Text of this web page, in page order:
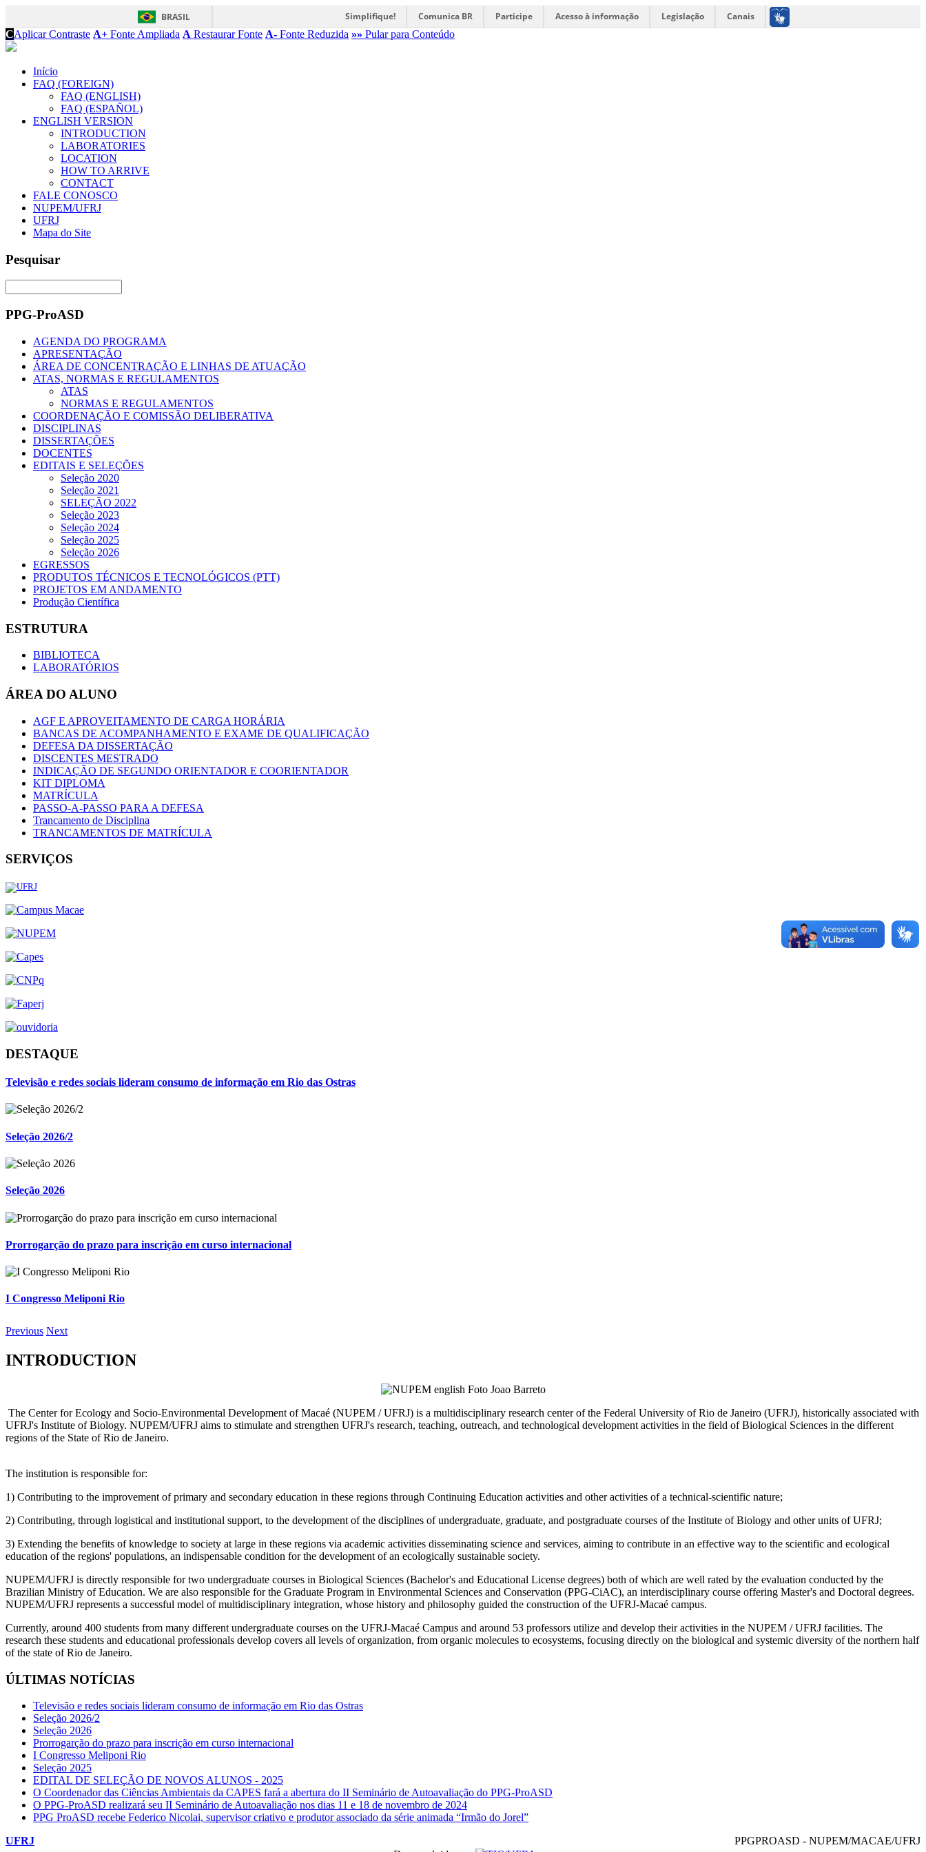
BRASIL Simplifique! Comunica BR Participe Acesso à informação Legislação
Canais
CAplicar Contraste A+ Fonte Ampliada A Restaurar Fonte A- Fonte Reduzida »» Pular para Conteúdo
Início
FAQ (FOREIGN)
FAQ (ENGLISH)
FAQ (ESPAÑOL)
ENGLISH VERSION
INTRODUCTION
LABORATORIES
LOCATION
HOW TO ARRIVE
CONTACT
FALE CONOSCO
NUPEM/UFRJ
UFRJ
Mapa do Site
Pesquisar
PPG-ProASD
AGENDA DO PROGRAMA
APRESENTAÇÃO
ÁREA DE CONCENTRAÇÃO E LINHAS DE ATUAÇÃO
ATAS, NORMAS E REGULAMENTOS
ATAS
NORMAS E REGULAMENTOS
COORDENAÇÃO E COMISSÃO DELIBERATIVA
DISCIPLINAS
DISSERTAÇÕES
DOCENTES
EDITAIS E SELEÇÕES
Seleção 2020
Seleção 2021
SELEÇÃO 2022
Seleção 2023
Seleção 2024
Seleção 2025
Seleção 2026
EGRESSOS
PRODUTOS TÉCNICOS E TECNOLÓGICOS (PTT)
PROJETOS EM ANDAMENTO
Produção Científica
ESTRUTURA
BIBLIOTECA
LABORATÓRIOS
ÁREA DO ALUNO
AGF E APROVEITAMENTO DE CARGA HORÁRIA
BANCAS DE ACOMPANHAMENTO E EXAME DE QUALIFICAÇÃO
DEFESA DA DISSERTAÇÃO
DISCENTES MESTRADO
INDICAÇÃO DE SEGUNDO ORIENTADOR E COORIENTADOR
KIT DIPLOMA
MATRÍCULA
PASSO-A-PASSO PARA A DEFESA
Trancamento de Disciplina
TRANCAMENTOS DE MATRÍCULA
SERVIÇOS
DESTAQUE
Televisão e redes sociais lideram consumo de informação em Rio das Ostras
Seleção 2026/2
Seleção 2026
Prorrogarção do prazo para inscrição em curso internacional
I Congresso Meliponi Rio
Previous Next
INTRODUCTION
The Center for Ecology and Socio-Environmental Development of Macaé (NUPEM / UFRJ) is a multidisciplinary research center of the Federal University of Rio de Janeiro (UFRJ), historically associated with
UFRJ's Institute of Biology. NUPEM/UFRJ aims to stimulate and strengthen UFRJ's research, teaching, outreach, and technological development activities in the field of Biological Sciences in the different
regions of the State of Rio de Janeiro.
The institution is responsible for:
1) Contributing to the improvement of primary and secondary education in these regions through Continuing Education activities and other activities of a technical-scientific nature;
2) Contributing, through logistical and institutional support, to the development of the disciplines of undergraduate, graduate, and postgraduate courses of the Institute of Biology and other units of UFRJ;
3) Extending the benefits of knowledge to society at large in these regions via academic activities disseminating science and services, aiming to contribute in an effective way to the scientific and ecological
education of the regions' populations, an indispensable condition for the development of an ecologically sustainable society.
NUPEM/UFRJ is directly responsible for two undergraduate courses in Biological Sciences (Bachelor's and Educational License degrees) both of which are well rated by the evaluation conducted by the
Brazilian Ministry of Education. We are also responsible for the Graduate Program in Environmental Sciences and Conservation (PPG-CiAC), an interdisciplinary course offering Master's and Doctoral degrees.
NUPEM/UFRJ represents a successful model of multidisciplinary integration, whose history and philosophy guided the construction of the UFRJ-Macaé campus.
Currently, around 400 students from many different undergraduate courses on the UFRJ-Macaé Campus and around 53 professors utilize and develop their activities in the NUPEM / UFRJ facilities. The
research these students and educational professionals develop covers all levels of organization, from organic molecules to ecosystems, focusing directly on the biological and systemic diversity of the northern half
of the state of Rio de Janeiro.
ÚLTIMAS NOTÍCIAS
Televisão e redes sociais lideram consumo de informação em Rio das Ostras
Seleção 2026/2
Seleção 2026
Prorrogarção do prazo para inscrição em curso internacional
I Congresso Meliponi Rio
Seleção 2025
EDITAL DE SELEÇÃO DE NOVOS ALUNOS - 2025
O Coordenador das Ciências Ambientais da CAPES fará a abertura do II Seminário de Autoavaliação do PPG-ProASD
O PPG-ProASD realizará seu II Seminário de Autoavaliação nos dias 11 e 18 de novembro de 2024
PPG ProASD recebe Federico Nicolai, supervisor criativo e produtor associado da série animada “Irmão do Jorel”
UFRJ
PPGPROASD - NUPEM/MACAE/UFRJ